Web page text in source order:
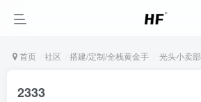
首页 社区 搭建/定制/全栈黄金手 光头小卖部
2333